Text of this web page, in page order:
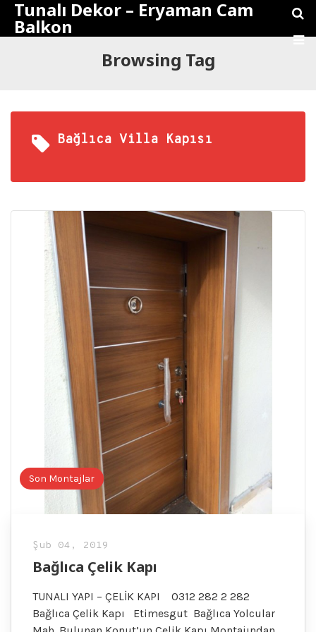
Tunalı Dekor – Eryaman Cam
Balkon
Browsing Tag
Bağlıca Villa Kapısı
Son Montajlar
Şub 04, 2019
Bağlıca Çelik Kapı
TUNALI YAPI – ÇELİK KAPI 0312 282 2 282
Bağlıca Çelik Kapı Etimesgut Bağlıca Yolcular